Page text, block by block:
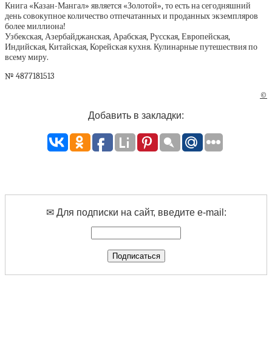
Книга «Казан-Мангал» является «Золотой», то есть на сегодняшний
день совокупное количество отпечатанных и проданных экземпляров
более миллиона!
Узбекская, Азербайджанская, Арабская, Русская, Европейская,
Индийская, Китайская, Корейская кухня. Кулинарные путешествия по
всему миру.
№ 4877181513
©
Добавить в закладки:
✉ Для подписки на сайт, введите e-mail: